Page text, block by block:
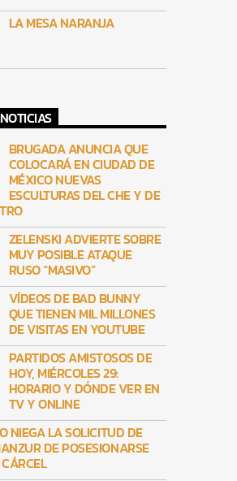
LA MESA NARANJA
BRUGADA ANUNCIA QUE
COLOCARÁ EN CIUDAD DE
MÉXICO NUEVAS
ESCULTURAS DEL CHE Y DE
ZELENSKI ADVIERTE SOBRE
MUY POSIBLE ATAQUE
RUSO “MASIVO”
VÍDEOS DE BAD BUNNY
QUE TIENEN MIL MILLONES
DE VISITAS EN YOUTUBE
PARTIDOS AMISTOSOS DE
HOY, MIÉRCOLES 29:
HORARIO Y DÓNDE VER EN
TV Y ONLINE
NIEGA LA SOLICITUD DE
DE POSESIONARSE